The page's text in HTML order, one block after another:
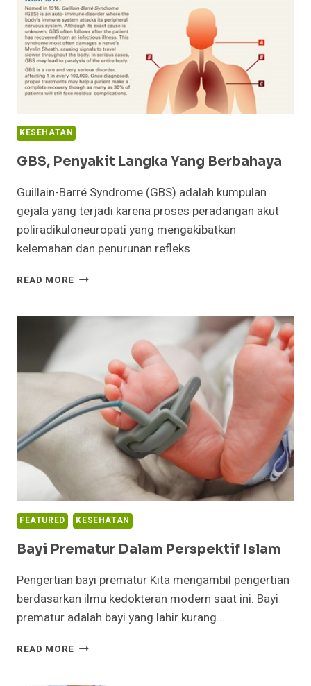
KESEHATAN
GBS, Penyakit Langka Yang Berbahaya
Guillain-Barré Syndrome (GBS) adalah kumpulan
gejala yang terjadi karena proses peradangan akut
poliradikuloneuropati yang mengakibatkan
kelemahan dan penurunan refleks
READ MORE GBS,
YANG
BERBAHAYA
FEATURED KESEHATAN
Bayi Prematur Dalam Perspektif Islam
Pengertian bayi prematur Kita mengambil pengertian
berdasarkan ilmu kedokteran modern saat ini. Bayi
prematur adalah bayi yang lahir kurang…
READ MORE BAYI